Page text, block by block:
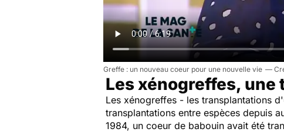
Greffe : un nouveau coeur pour une nouvelle vie
Les xénogreffes,
Les xénogreffes - les transplantations
transplantations entre espèces depuis
1984, un coeur de babouin avait été